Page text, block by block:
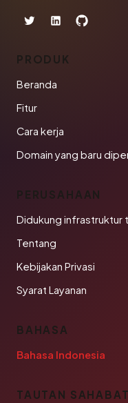
PRODUK
Beranda
Fitur
Cara kerja
Domain yang baru
PERUSAHAAN
Didukung infrastruktur
Tentang
Kebijakan Privasi
Syarat Layanan
BAHASA
Bahasa Indonesia
TAUTAN SAHABAT